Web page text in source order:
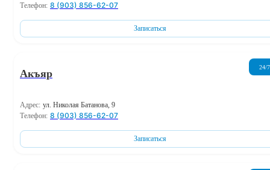
Телефон: 8 (903) 856-62-07
Записаться
Акъяр
24/7
Адрес: ул. Николая Батанова, 9
Телефон: 8 (903) 856-62-07
Записаться